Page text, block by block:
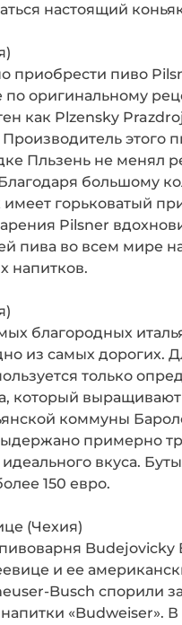
настоящий
приобрести пиво
по оригинальному
как Plzensky
этого
Пльзень не менял
большому
горьковатый
Pilsner
пива во всем мире
напитков.
благородных
из самых дорогих.
только
который
коммуны
примерно
вкуса.
150 евро.
(Чехия)
Budejovicky
и ее
Busch спорили
«Budweiser».